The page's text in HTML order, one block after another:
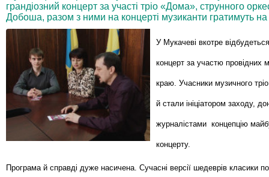
грандіозний концерт за участі тріо «Дома», струнного
Добоша, разом з ними на концерті музиканти гратимуть на
У Мукачеві вкотре
концерт за участю провідних
краю. Учасники музичного
й стали ініціатором заходу,
журналістами концепцію
концерту.
Програма й справді дуже насичена. Сучасні версії шедеврів класики